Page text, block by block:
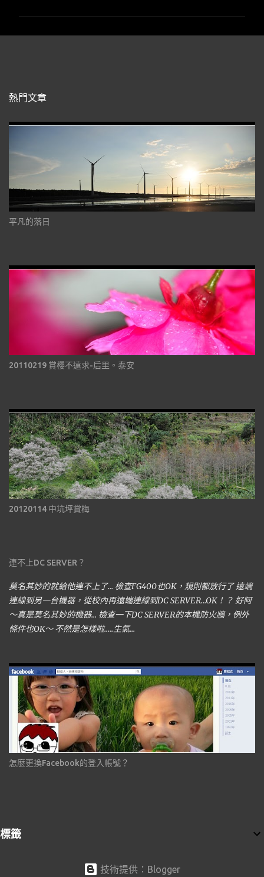
熱門文章
平凡的落日
20110219 賞櫻不遠求-后里。泰安
20120114 中坑坪賞梅
連不上DC SERVER？
莫名其妙的就給他連不上了... 檢查FG400也OK，規則都放行了 遠端
連線到另一台機器，從校內再遠端連線到DC SERVER...OK！？ 好阿
～真是莫名其妙的機器... 檢查一下DC SERVER的本機防火牆，例外
條件也OK～ 不然是怎樣啦.....生氣...
怎麼更換Facebook的登入帳號？
標籤
技術提供：Blogger